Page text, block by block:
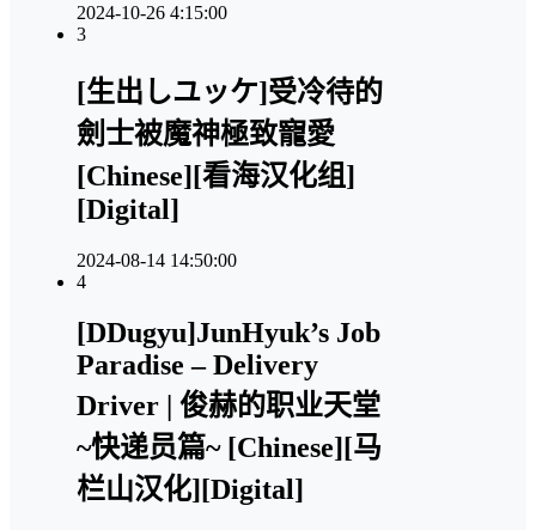
2024-10-26 4:15:00
3
[生出しユッケ]受冷待的
劍士被魔神極致寵愛
[Chinese][看海汉化组]
[Digital]
2024-08-14 14:50:00
4
[DDugyu]JunHyuk’s Job
Paradise – Delivery
Driver | 俊赫的职业天堂
~快递员篇~ [Chinese][马
栏山汉化][Digital]